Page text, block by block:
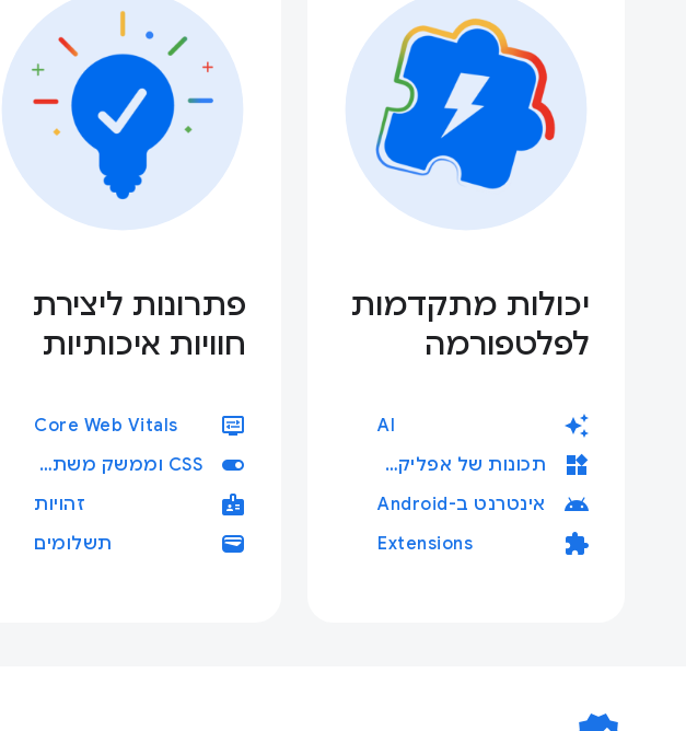
יכולות מתקדמות
לפלטפורמה
auto_awesome
AI
widgets תכונות של אפליקציית אינטרנט
android אינטרנט ב-Android
extension
Extensions
פתרונות ליצירת
חוויות איכותיות
display_settings
Core Web Vitals
toggle_on CSS וממשק משתמש
badge זהויות
wallet תשלומים